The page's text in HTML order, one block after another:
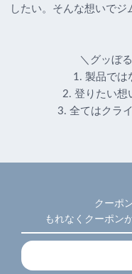
したい。そんな想いでジ
＼グッぼ
1. 製品では
2. 登りたい想
3. 全てはクラ
クーポ
もれなくクーポン